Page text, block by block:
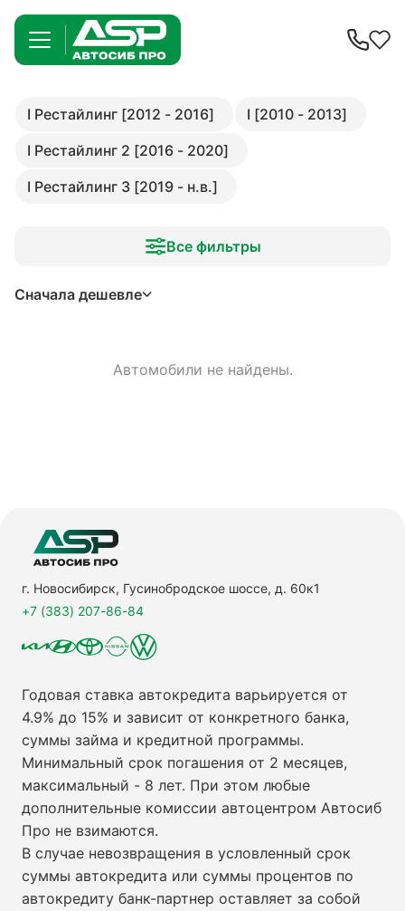
I Рестайлинг [2012 - 2016]
I [2010 - 2013]
I Рестайлинг 2 [2016 - 2020]
I Рестайлинг 3 [2019 - н.в.]
Все фильтры
Сначала дешевле
Автомобили не найдены.
г. Новосибирск, Гусинобродское шоссе, д. 60к1
+7 (383) 207-86-84
Годовая ставка автокредита варьируется от
4.9% до 15% и зависит от конкретного банка,
суммы займа и кредитной программы.
Минимальный срок погашения от 2 месяцев,
максимальный - 8 лет. При этом любые
дополнительные комиссии автоцентром Автосиб
Про не взимаются.
В случае невозвращения в условленный срок
суммы автокредита или суммы процентов по
автокредиту банк-партнер оставляет за собой